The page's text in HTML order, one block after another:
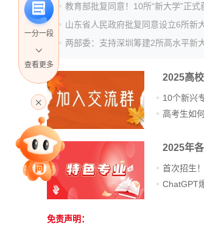
一分一段
高考直播
专家指导课
查看更多
教育部批复同意！10所“新大学”正式
山东省人民政府批复同意设立6所新
两部委：支持深圳筹建2所高水平新
2025高
10个新兴
高考生如
2025年
首次招生
站
免责声明：